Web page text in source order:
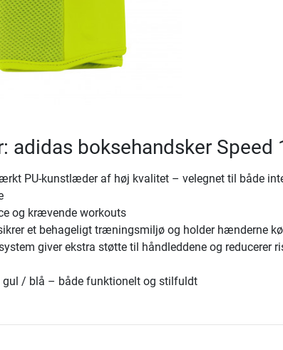
adidas boksehandsker Speed
PU-kunstlæder af høj kvalitet – velegnet til både
og krævende workouts
et behageligt træningsmiljø og holder hænderne
giver ekstra støtte til håndleddene og reducerer
gul / blå – både funktionelt og stilfuldt